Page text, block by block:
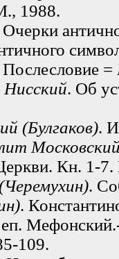
1988.
Очерки
Послесловие =
Нисский. Об
(Булгаков).
Кн. 1-
.
.
109.